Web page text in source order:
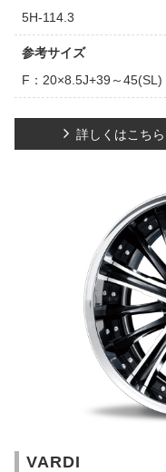
5H-114.3
参考サイズ
F：20×8.5J+39～
詳しくはこちら
VARDI